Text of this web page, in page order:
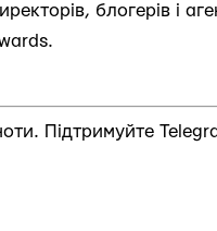
блогерів і
Підтримуйте